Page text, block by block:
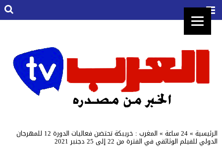
الرئيسية »24 ساعة » المغرب : خريبكة تحتضن فعاليات الدورة 12 للمهرجان
الدولي للفيلم الوثائقي في الفترة من 22 إلى 25 دجنبر 2021